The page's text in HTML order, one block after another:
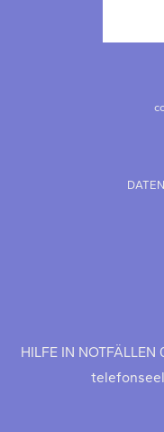
HILFE IN NOTFÄLLEN